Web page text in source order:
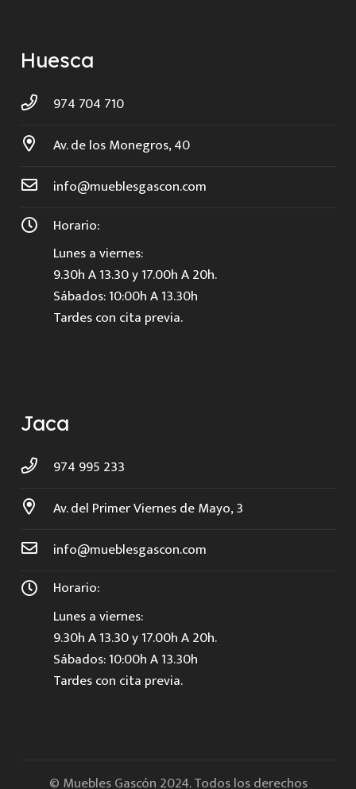
Huesca
974 704 710
Av. de los Monegros, 40
info@mueblesgascon.com
Horario:
Lunes a viernes:
9.30h A 13.30 y 17.00h A 20h.
Sábados: 10:00h A 13.30h
Tardes con cita previa.
Jaca
974 995 233
Av. del Primer Viernes de Mayo, 3
info@mueblesgascon.com
Horario:
Lunes a viernes:
9.30h A 13.30 y 17.00h A 20h.
Sábados: 10:00h A 13.30h
Tardes con cita previa.
© Muebles Gascón 2024. Todos los derechos